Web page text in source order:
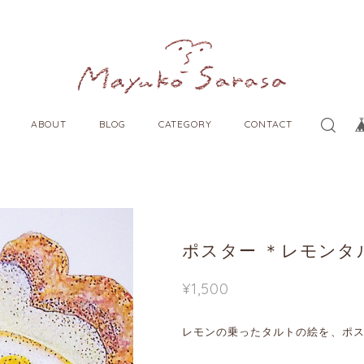
ABOUT BLOG CATEGORY CONTACT
ポスター ＊レモンタ
¥1,500
レモンの乗ったタルトの絵を、ポ